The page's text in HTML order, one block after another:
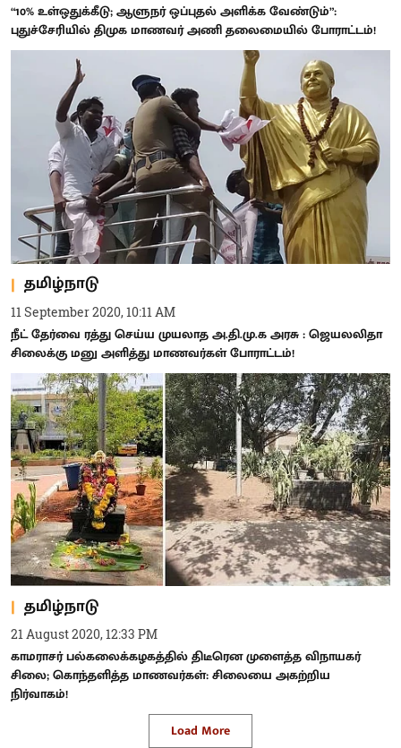
“10% உள்ஒதுக்கீடு; ஆளுநர் ஒப்புதல் அளிக்க வேண்டும்”:
புதுச்சேரியில் திமுக மாணவர் அணி தலைமையில் போராட்டம்!
தமிழ்நாடு
11 September 2020, 10:11 AM
நீட் தேர்வை ரத்து செய்ய முயலாத அ.தி.மு.க அரசு : ஜெயலலிதா
சிலைக்கு மனு அளித்து மாணவர்கள் போராட்டம்!
தமிழ்நாடு
21 August 2020, 12:33 PM
காமராசர் பல்கலைக்கழகத்தில் திடீரென முளைத்த விநாயகர்
சிலை; கொந்தளித்த மாணவர்கள்: சிலையை அகற்றிய
நிர்வாகம்!
Load More